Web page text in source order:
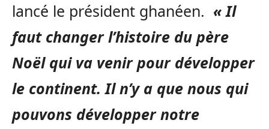
lancé le président ghanéen. « Il
faut changer l’histoire du père
Noël qui va venir pour développer
le continent. Il n’y a que nous qui
pouvons développer notre